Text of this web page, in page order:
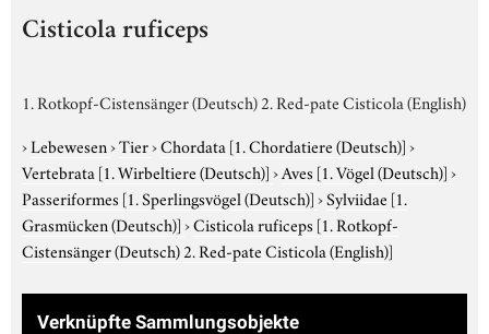
Cisticola ruficeps
1. Rotkopf-Cistensänger (Deutsch) 2. Red-pate Cisticola (English)
›Lebewesen›Tier›Chordata [1. Chordatiere (Deutsch)]›
Vertebrata [1. Wirbeltiere (Deutsch)]›Aves [1. Vögel (Deutsch)]›
Passeriformes [1. Sperlingsvögel (Deutsch)]›Sylviidae [1.
Grasmücken (Deutsch)]›Cisticola ruficeps [1. Rotkopf-
Cistensänger (Deutsch) 2. Red-pate Cisticola (English)]
Verknüpfte Sammlungsobjekte